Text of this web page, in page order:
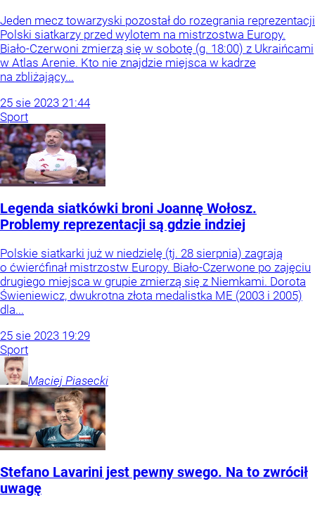
Jeden mecz towarzyski pozostał do rozegrania reprezentacji
Polski siatkarzy przed wylotem na mistrzostwa Europy.
Biało-Czerwoni zmierzą się w sobotę (g. 18:00) z Ukraińcami
w Atlas Arenie. Kto nie znajdzie miejsca w kadrze
na zbliżający...
25 sie 2023 21:44
Sport
Legenda siatkówki broni Joannę Wołosz.
Problemy reprezentacji są gdzie indziej
Polskie siatkarki już w niedzielę (tj. 28 sierpnia) zagrają
o ćwierćfinał mistrzostw Europy. Biało-Czerwone po zajęciu
drugiego miejsca w grupie zmierzą się z Niemkami. Dorota
Świeniewicz, dwukrotna złota medalistka ME (2003 i 2005)
dla...
25 sie 2023 19:29
Sport
Maciej Piasecki
Stefano Lavarini jest pewny swego. Na to zwrócił
uwagę